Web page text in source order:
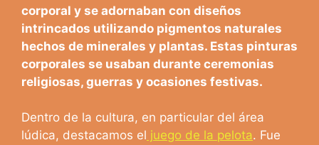
corporal y se adornaban con diseños
intrincados utilizando pigmentos naturales
hechos de minerales y plantas. Estas pinturas
corporales se usaban durante ceremonias
religiosas, guerras y ocasiones festivas.
Dentro de la cultura, en particular del área
lúdica, destacamos el juego de la pelota. Fue